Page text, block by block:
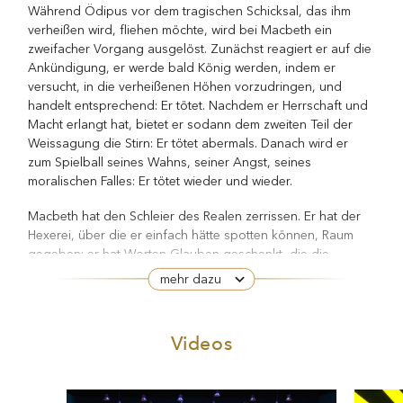
Während Ödipus vor dem tragischen Schicksal, das ihm
verheißen wird, fliehen möchte, wird bei Macbeth ein
zweifacher Vorgang ausgelöst. Zunächst reagiert er auf die
Ankündigung, er werde bald König werden, indem er
versucht, in die verheißenen Höhen vorzudringen, und
handelt entsprechend: Er tötet. Nachdem er Herrschaft und
Macht erlangt hat, bietet er sodann dem zweiten Teil der
Weissagung die Stirn: Er tötet abermals. Danach wird er
zum Spielball seines Wahns, seiner Angst, seines
moralischen Falles: Er tötet wieder und wieder.
Macbeth hat den Schleier des Realen zerrissen. Er hat der
Hexerei, über die er einfach hätte spotten können, Raum
gegeben; er hat Worten Glauben geschenkt, die die
Vernunft hätte zurückweisen müssen. Ist jener Riss einmal
vollzogen, tut sich ein schwindelerregender Abgrund auf.
schließlich den Tod findet.
mehr dazu
Videos